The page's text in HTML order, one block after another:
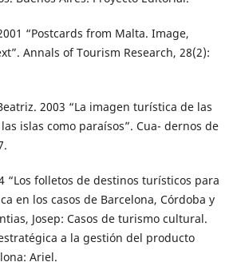
“Postcards from Malta. Image,
Annals of Tourism Research, 28(2):
2003 “La imagen turística de las
islas como paraísos”. Cua- dernos de
“Los folletos de destinos turísticos para
en los casos de Barcelona, Córdoba y
Josep: Casos de turismo cultural.
a la gestión del producto
Ariel.